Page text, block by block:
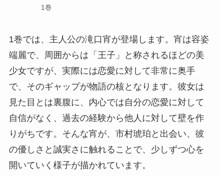
1巻
1巻では、主人公の滝口宵が登場します。宵は容姿
端麗で、周囲からは「王子」と称されるほどの美
少女ですが、実際には恋愛に対して非常に奥手
で、そのギャップが物語の核となります。彼女は
見た目とは裏腹に、内心では自分の恋愛に対して
自信がなく、過去の経験から他人に対して壁を作
りがちです。そんな宵が、市村琥珀と出会い、彼
の優しさと誠実さに触れることで、少しずつ心を
開いていく様子が描かれています。